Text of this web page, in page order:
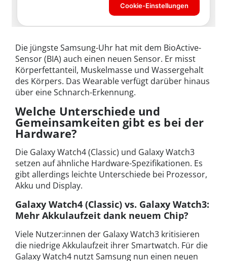
Die jüngste Samsung-Uhr hat mit dem BioActive-
Sensor (BIA) auch einen neuen Sensor. Er misst
Körperfettanteil, Muskelmasse und Wassergehalt
des Körpers. Das Wearable verfügt darüber hinaus
über eine Schnarch-Erkennung.
Welche Unterschiede und
Gemeinsamkeiten gibt es bei der
Hardware?
Die Galaxy Watch4 (Classic) und Galaxy Watch3
setzen auf ähnliche Hardware-Spezifikationen. Es
gibt allerdings leichte Unterschiede bei Prozessor,
Akku und Display.
Galaxy Watch4 (Classic) vs. Galaxy Watch3:
Mehr Akkulaufzeit dank neuem Chip?
Viele Nutzer:innen der Galaxy Watch3 kritisieren
die niedrige Akkulaufzeit ihrer Smartwatch. Für die
Galaxy Watch4 nutzt Samsung nun einen neuen